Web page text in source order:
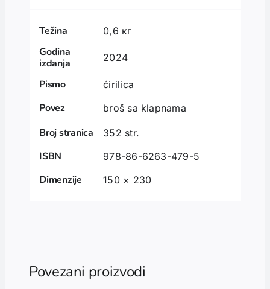
Težina 0,6 кг
Godina
izdanja
2024
Pismo ćirilica
Povez broš sa klapnama
Broj stranica 352 str.
ISBN 978-86-6263-479-5
Dimenzije 150 × 230
Povezani proizvodi